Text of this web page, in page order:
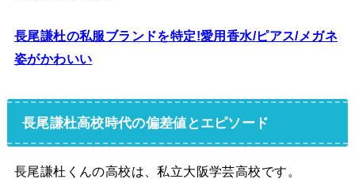
長尾謙杜の私服ブランドを特定!愛用香水/ピアス/メガネ
姿がかわいい
長尾謙杜高校時代の偏差値とエピソード
長尾謙杜くんの高校は、私立大阪学芸高校です。